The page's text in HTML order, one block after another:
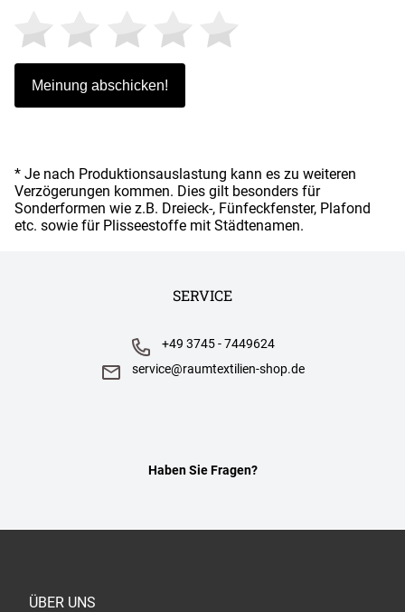
* Je nach Produktionsauslastung kann es zu weiteren
Verzögerungen kommen. Dies gilt besonders für
Sonderformen wie z.B. Dreieck-, Fünfeckfenster, Plafond
etc. sowie für Plisseestoffe mit Städtenamen.
SERVICE
Haben Sie Fragen?
+49 3745 - 7449624
service@raumtextilien-shop.de
ÜBER UNS